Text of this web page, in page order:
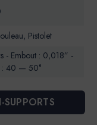
Pistolet
- Embout : 0,018” ‐
: 40 — 50°